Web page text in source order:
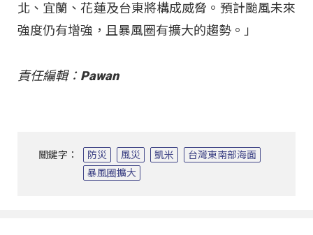
北、宜蘭、花蓮及台東將構成威脅。預計颱風未來
強度仍有增強，且暴風圈有擴大的趨勢。」
責任編輯：Pawan
關鍵字： 防災 風災 凱米
台灣東南部海面
暴風圈擴大